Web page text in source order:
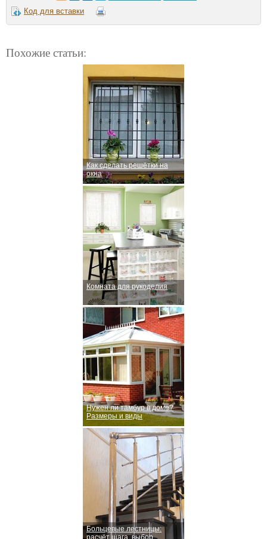
Код для вставки
Похожие статьи:
Как сделать решётки на
окна
Комната для рукоделия
Нужен ли тамбур в доме?
Размеры и виды
Больцевые лестницы:
расчёт шага, выбор